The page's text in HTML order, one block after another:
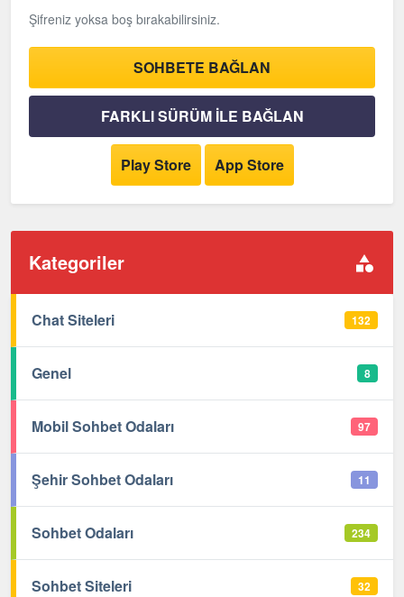
Şifreniz yoksa boş bırakabilirsiniz.
SOHBETE BAĞLAN
FARKLI SÜRÜM İLE BAĞLAN
Play Store App Store
Kategoriler
Chat Siteleri 132
Genel 8
Mobil Sohbet Odaları 97
Şehir Sohbet Odaları 11
Sohbet Odaları 234
Sohbet Siteleri 32